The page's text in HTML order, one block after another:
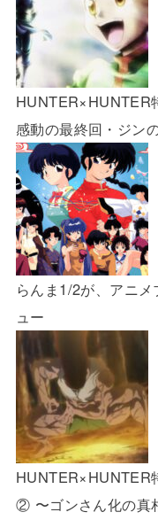
HUNTER×HUNTER
感動の最終回・ジン
らんま1/2が、アニ
ュー
HUNTER×HUNTER
② 〜ゴンさん化の真